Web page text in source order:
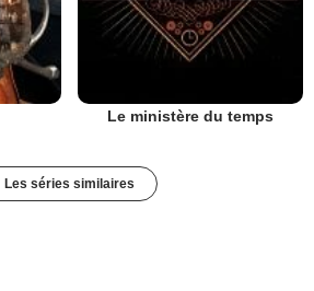
Le ministère du temps
Les séries similaires